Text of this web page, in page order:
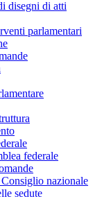
disegni di atti
parlamentari
federale
nazionale
sedute